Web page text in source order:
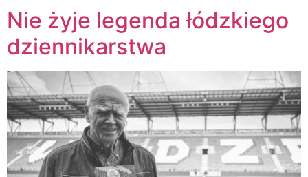
Nie żyje legenda łódzkiego
dziennikarstwa